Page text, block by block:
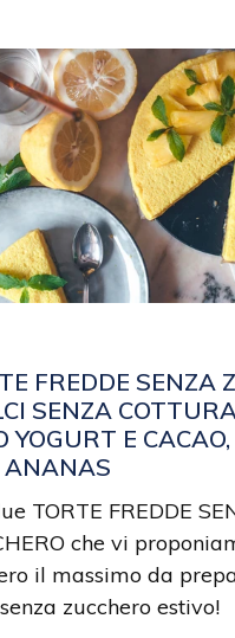
FREDDE SENZA
SENZA
YOGURT E
TORTE FREDDE
che vi
il massimo da
zucchero estivo!